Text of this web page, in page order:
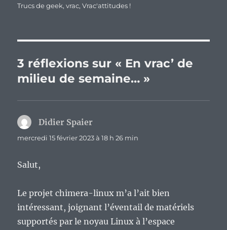
Trucs de geek,vrac,Vrac'attitudes !
3 réflexions sur « En vrac’ de
milieu de semaine… »
Didier Spaier
mercredi 15 février 2023 à 18 h 26 min
Salut,
Le projet chimera-linux m’a l’ait bien
intéressant, joignant l’éventail de matériels
supportés par le noyau Linux à l’espace